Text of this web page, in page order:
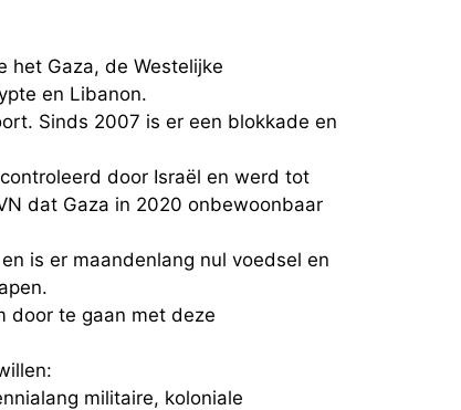
het Gaza, de Westelijke
en Libanon.
Sinds 2007 is er een blokkade en
door Israël en werd tot
dat Gaza in 2020 onbewoonbaar
is er maandenlang nul voedsel en
door te gaan met deze
militaire, koloniale